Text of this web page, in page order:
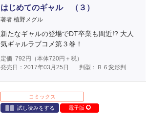
はじめてのギャル （３）
著者 植野メグル
新たなギャルの登場でDT卒業も間近!? 大人
気ギャルラブコメ第３巻！
定価 792 円（本体720円＋税）
発売日：2017年03月25日
判型：Ｂ６変形判
コミックス
試し読みをする
電子版